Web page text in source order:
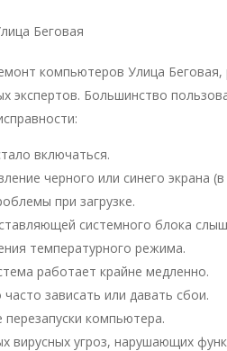
компьютеров Улица
экспертов. Большинство
включаться.
черного или синего экрана
при загрузке.
системного блока
температурного режима.
работает крайне медленно.
зависать или давать сбои.
компьютера.
вирусных угроз, нарушающих